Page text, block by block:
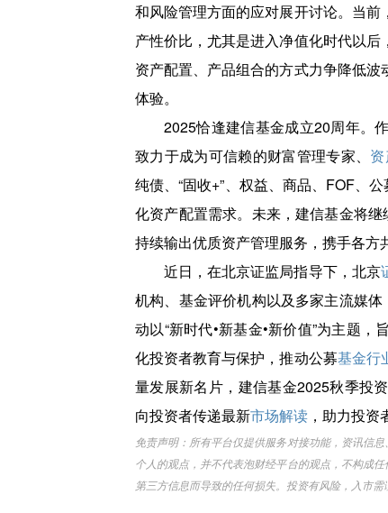
和风险管理方面的应对展开讨论。当
产性价比，尤其是进入净值化时代以
资产配置、产品组合的方式力争降低
体验。
2025恰逢建信基金成立20周年。
致力于成为可信赖的财富管理专家、
纯债、“固收+”、权益、商品、FOF、
化资产配置需求。未来，建信基金将
持续输出优质资产管理服务，携手各方
近日，在北京证监局指导下，北京
机构、基金评价机构以及多家主流媒
动以“新时代•新基金•新价值”为主题
化投资者教育与保护，推动公募基金行
量发展新名片，建信基金2025秋季投
向投资者传递最新市场解读 ，助力投资
免责声明：所有平台仅提供服务对接功能，资讯信
个人的观点，并不代表泡财经平台的观点，不构成
第三方信息而导致的任何损失。投资有风险，入市需